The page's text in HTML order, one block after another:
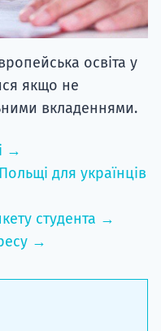
освіта у
якщо не
вкладеннями.
→
для українців
студента →
→